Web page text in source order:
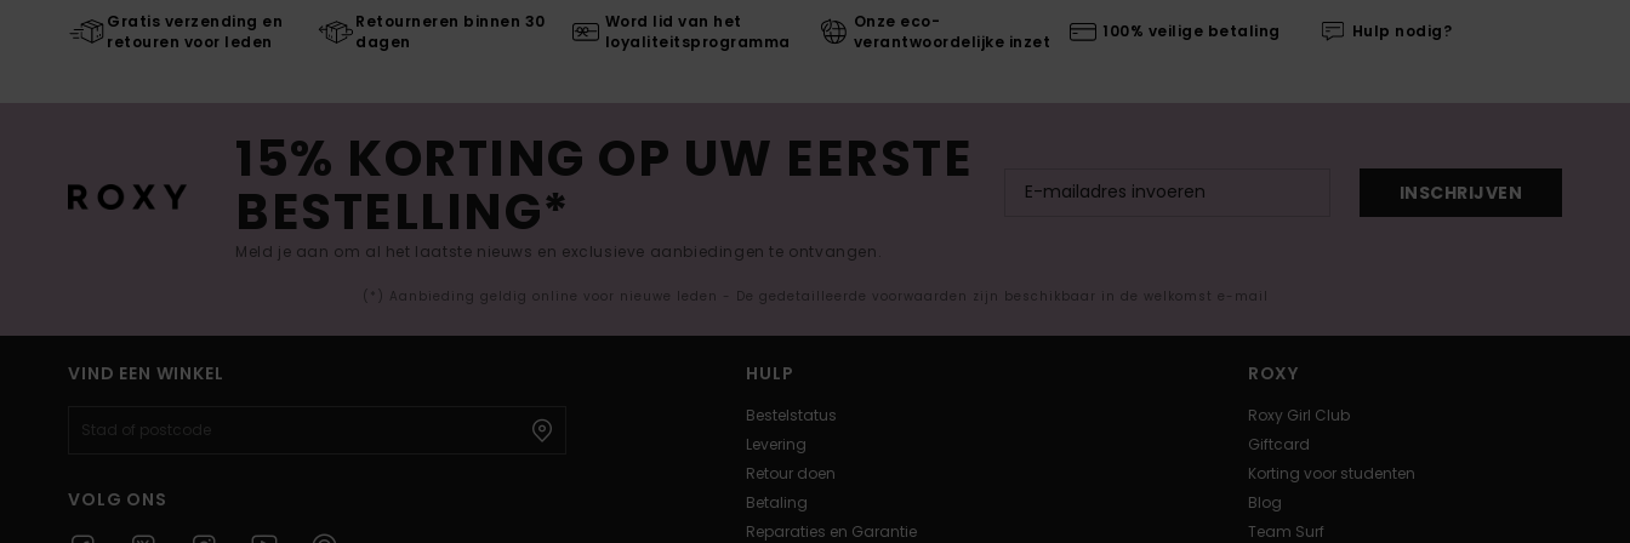
Gratis verzending en
retouren voor leden
Retourneren binnen 30
dagen
Word lid van het
loyaliteitsprogramma
Onze eco-
verantwoordelijke inzet
100% veilige betaling Hulp nodig?
15% KORTING OP UW EERSTE
BESTELLING*
Meld je aan om al het laatste nieuws en exclusieve aanbiedingen te ontvangen.
INSCHRIJVEN
(*) Aanbieding geldig online voor nieuwe leden - De gedetailleerde voorwaarden zijn beschikbaar in de welkomst e-mail
VIND EEN WINKEL
VOLG ONS
HULP
Bestelstatus
Levering
Retour doen
Betaling
Reparaties en Garantie
ROXY
Roxy Girl Club
Giftcard
Korting voor studenten
Blog
Team Surf